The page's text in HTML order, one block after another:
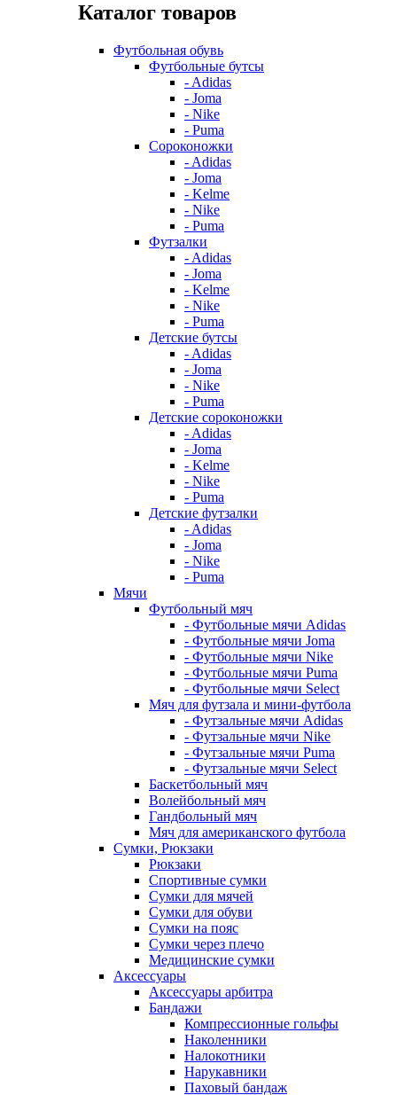
Каталог товаров
Футбольная обувь
Футбольные бутсы
- Adidas
- Joma
- Nike
- Puma
Сороконожки
- Adidas
- Joma
- Kelme
- Nike
- Puma
Футзалки
- Adidas
- Joma
- Kelme
- Nike
- Puma
Детские бутсы
- Adidas
- Joma
- Nike
- Puma
Детские сороконожки
- Adidas
- Joma
- Kelme
- Nike
- Puma
Детские футзалки
- Adidas
- Joma
- Nike
- Puma
Мячи
Футбольный мяч
- Футбольные мячи Adidas
- Футбольные мячи Joma
- Футбольные мячи Nike
- Футбольные мячи Puma
- Футбольные мячи Select
Мяч для футзала и мини-футбола
- Футзальные мячи Adidas
- Футзальные мячи Nike
- Футзальные мячи Puma
- Футзальные мячи Select
Баскетбольный мяч
Волейбольный мяч
Гандбольный мяч
Мяч для американского футбола
Сумки, Рюкзаки
Рюкзаки
Спортивные сумки
Сумки для мячей
Сумки для обуви
Сумки на пояс
Сумки через плечо
Медицинские сумки
Аксессуары
Аксессуары арбитра
Бандажи
Компрессионные гольфы
Наколенники
Налокотники
Нарукавники
Паховый бандаж